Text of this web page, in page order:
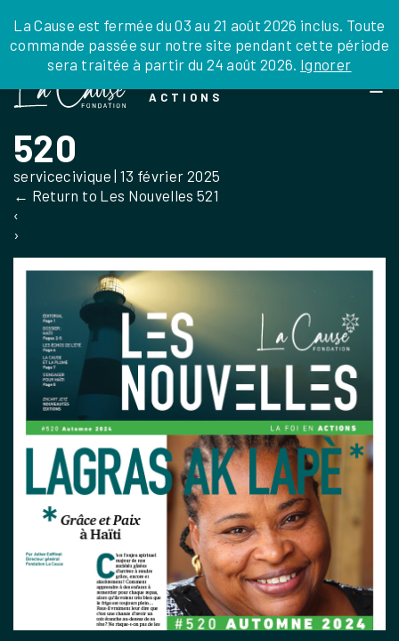
to
the
La Cause est fermée du 03 au 21 août 2026 inclus. Toute
commande passée sur notre site pendant cette période
sera traitée à partir du 24 août 2026. Ignorer
JE DONNE JE PARRAINE NOUS SOUTENIR
DEPUIS LA FRANCE
DEPUIS L’INTERNATIONAL
EN TANT QU’ORGANISATION
0 ARTICLE
ACTIONS
520
servicecivique | 13 février 2025
← Return to Les Nouvelles 521
‹
›